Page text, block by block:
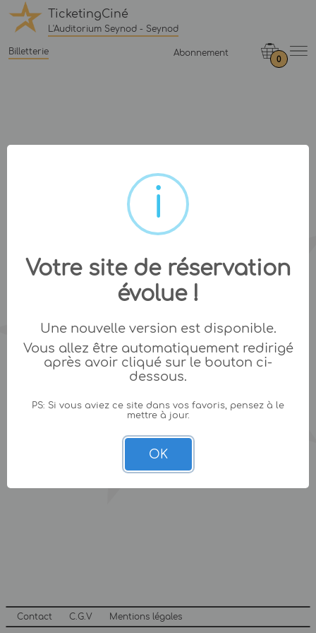
TicketingCiné
L'Auditorium Seynod - Seynod
Billetterie Abonnement
0
Contact C.G.V Mentions légales
Votre site de réservation
évolue !
Une nouvelle version est disponible.
Vous allez être automatiquement redirigé
après avoir cliqué sur le bouton ci-
dessous.
PS: Si vous aviez ce site dans vos favoris, pensez à le
mettre à jour.
OK